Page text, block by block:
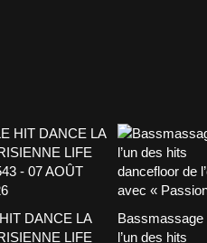
DANCE LA
LIFE
Bassmassage
l’un des hits